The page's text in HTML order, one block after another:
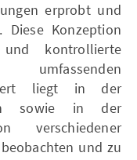
erprobt und
Diese Konzeption
und kontrollierte
liegt in der
sowie in der
verschiedener
und zu